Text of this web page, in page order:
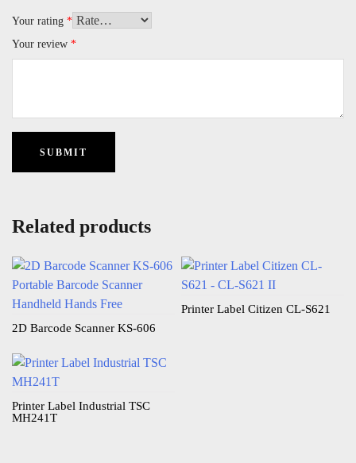
Your rating *
Your review *
Related products
2D Barcode Scanner KS-606
Printer Label Citizen CL-S621
Printer Label Industrial TSC
MH241T